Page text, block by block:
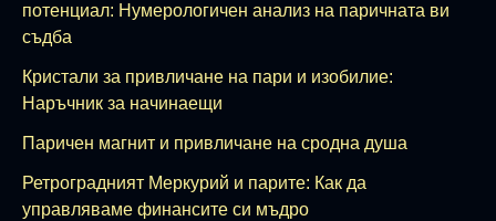
потенциал: Нумерологичен анализ на паричната ви
съдба
Кристали за привличане на пари и изобилие:
Наръчник за начинаещи
Паричен магнит и привличане на сродна душа
Ретроградният Меркурий и парите: Как да
управляваме финансите си мъдро